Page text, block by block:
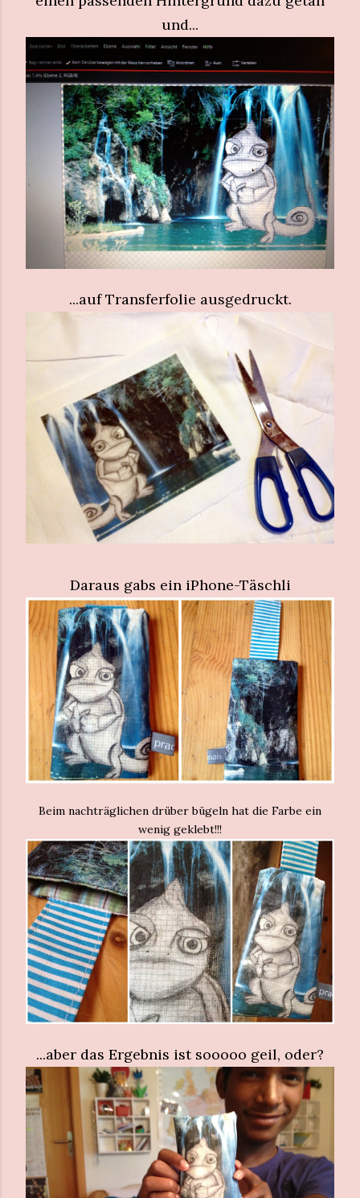
und...
...auf Transferfolie ausgedruckt.
Daraus gabs ein iPhone-Täschli
Beim nachträglichen drüber bügeln hat die Farbe ein
wenig geklebt!!!
...aber das Ergebnis ist sooooo geil, oder?